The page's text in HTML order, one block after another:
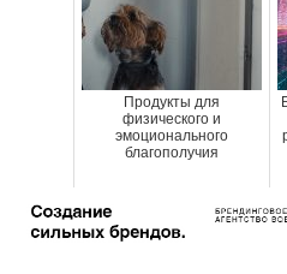
Продукты для
физического и
эмоционального
благополучия